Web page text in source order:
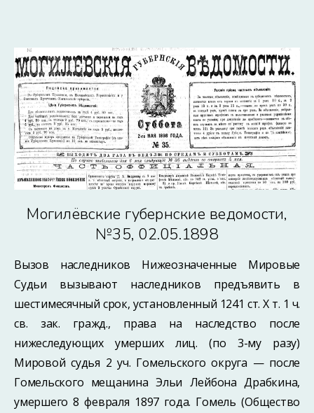
Могилёвские губернские ведомости,
№35, 02.05.1898
Вызов наследников Нижеозначенные Мировые
Судьи вызывают наследников предъявить в
шестимесячный срок, установленный 1241 ст. X т. 1 ч.
св. зак. гражд., права на наследство после
нижеследующих умерших лиц. (по 3-му разу)
Мировой судья 2 уч. Гомельского округа — после
Гомельского мещанина Эльи Лейбона Драбкина,
умершего 8 февраля 1897 года. Гомель (Общество